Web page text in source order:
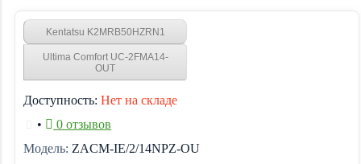
Kentatsu K2MRB50HZRN1
Ultima Comfort UC-2FMA14-
OUT
Доступность: Нет на складе
•
0 отзывов
Модель: ZACM-IE/2/14NPZ-OU